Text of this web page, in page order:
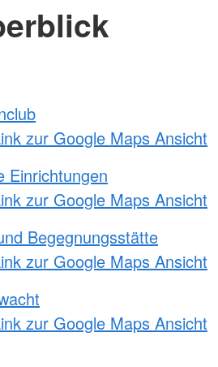
zur Google Maps Ansicht
Einrichtungen
zur Google Maps Ansicht
Begegnungsstätte
zur Google Maps Ansicht
zur Google Maps Ansicht